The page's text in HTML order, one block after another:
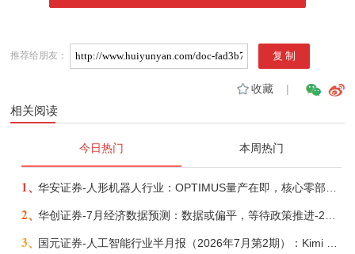
推荐给朋友：
收藏|
相关阅读
今日热门 本周热门
1、
2、
3、